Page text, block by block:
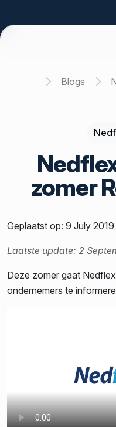
Home Blogs
zomer
Geplaatst op: 9 July 2019
Laatste update: 2
Deze zomer gaat
ondernemers te